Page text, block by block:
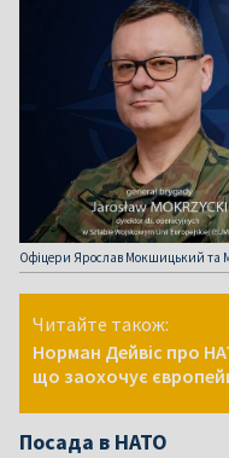
Офіцери Ярослав Мокшицький та
Читайте також:
Норман Дейвіс про
що заохочує
Посада в НАТО